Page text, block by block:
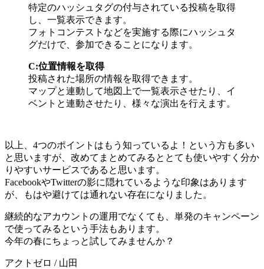
特定のハッシュタグの付与されている投稿を取得
し、一覧表示できます。
フォトコンテストなどを実施する際にハッシュタ
グだけで、参加できることになります。
C:位置情報を取得
投稿された場所の情報を取得できます。
マップと連動して地図上で一覧表示させたり、イ
ベントと連動させたり、様々な演出を行えます。
以上、4つのポイントはもう知っているよ！という方も多い
と思いますが、改めてまとめてみるととても使いやすく分か
りやすいサービスであると思います。
FacebookやTwitterの影に隠れているような印象はあります
が、もはや避けては通れない存在になりました。
継続的なアカウントの運用でなくても、単発のキャンペーン
で使ってみるという手法もあります。
今年の春にちょっと試してみませんか？
アクトゼロ / 山田